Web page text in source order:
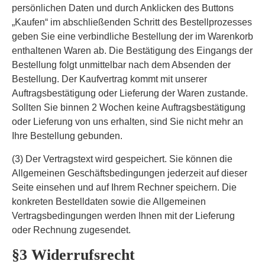
persönlichen Daten und durch Anklicken des Buttons
„Kaufen“ im abschließenden Schritt des Bestellprozesses
geben Sie eine verbindliche Bestellung der im Warenkorb
enthaltenen Waren ab. Die Bestätigung des Eingangs der
Bestellung folgt unmittelbar nach dem Absenden der
Bestellung. Der Kaufvertrag kommt mit unserer
Auftragsbestätigung oder Lieferung der Waren zustande.
Sollten Sie binnen 2 Wochen keine Auftragsbestätigung
oder Lieferung von uns erhalten, sind Sie nicht mehr an
Ihre Bestellung gebunden.
(3) Der Vertragstext wird gespeichert. Sie können die
Allgemeinen Geschäftsbedingungen jederzeit auf dieser
Seite einsehen und auf Ihrem Rechner speichern. Die
konkreten Bestelldaten sowie die Allgemeinen
Vertragsbedingungen werden Ihnen mit der Lieferung
oder Rechnung zugesendet.
§3 Widerrufsrecht